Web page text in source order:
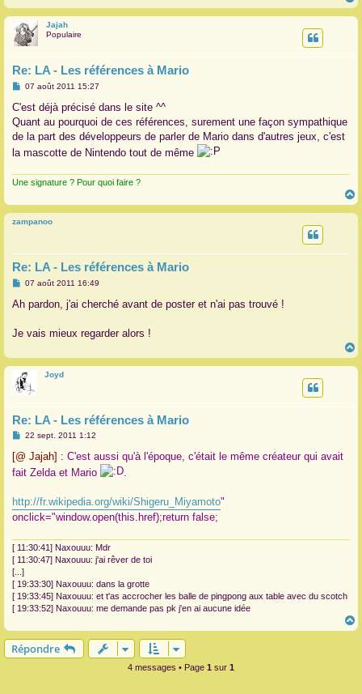
a
u
Jajah
Populaire
Re: LA - Les références à Mario
M
s
a
g
07 août 2011 15:27
C'est déjà précisé dans le site ^^
Quant au pourquoi de ces références, surement une façon sympathique
de la part des développeurs de parler de Mario dans d'autres jeux, c'est
la mascotte de Nintendo tout de même
Une signature ? Pour quoi faire ?
a
u
zampanoo
Re: LA - Les références à Mario
M
s
g
07 août 2011 16:49
Ah pardon, j'ai cherché avant de poster et n'ai pas trouvé !
Je vais mieux regarder alors !
a
u
Joyd
Re: LA - Les références à Mario
M
s
s
a
22 sept. 2011 1:12
[@ Jajah] : C'est aussi qu'à l'époque, c'était le même créateur qui avait
fait Zelda et Mario
.
http://fr.wikipedia.org/wiki/Shigeru_Miyamoto"
onclick="window.open(this.href);return false;
[ 11:30:41] Naxouuu: Mdr
[ 11:30:47] Naxouuu: j'ai rêver de toi
[...]
[ 19:33:30] Naxouuu: dans la grotte
[ 19:33:45] Naxouuu: et t'as accrocher les balle de pingpong aux table avec du scotch
[ 19:33:52] Naxouuu: me demande pas pk j'en ai aucune idée
a
Répondre
4 messages • Page 1 sur 1